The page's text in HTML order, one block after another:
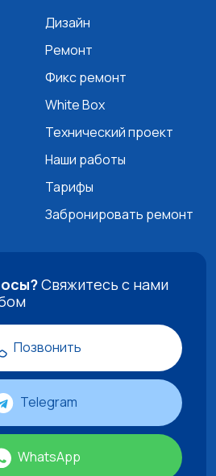
Дизайн
Ремонт
Фикс ремонт
White Box
Технический проект
Наши работы
Тарифы
Забронировать ремонт
Свяжитесь с нами
Позвонить
Telegram
WhatsApp